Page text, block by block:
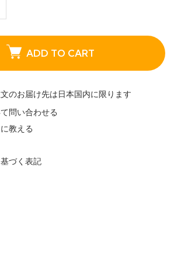
ADD TO CART
のお届け先は日本国内に限ります
問い合わせる
教える
づく表記